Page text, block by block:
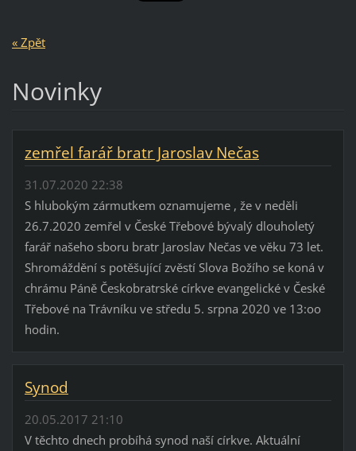
« Zpět
Novinky
zemřel farář bratr Jaroslav Nečas
31.07.2020 22:38
S hlubokým zármutkem oznamujeme , že v neděli
26.7.2020 zemřel v České Třebové bývalý dlouholetý
farář našeho sboru bratr Jaroslav Nečas ve věku 73 let.
Shromáždění s potěšující zvěstí Slova Božího se koná v
chrámu Páně Českobratrské církve evangelické v České
Třebové na Trávníku ve středu 5. srpna 2020 ve 13:oo
hodin.
Synod
20.05.2017 21:10
V těchto dnech probíhá synod naší církve. Aktuální